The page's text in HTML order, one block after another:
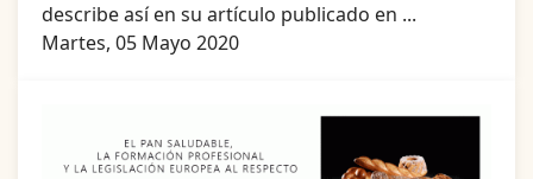
describe así en su artículo publicado en ...
Martes, 05 Mayo 2020